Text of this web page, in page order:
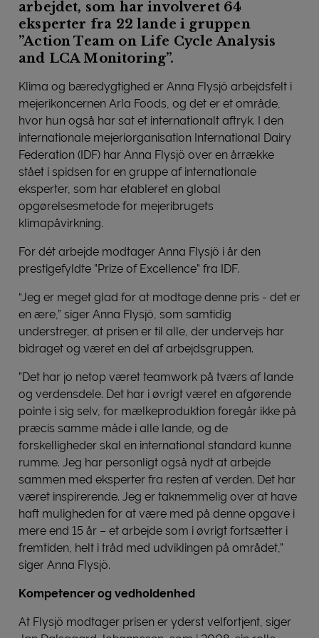
arbejdet, som har involveret 64
eksperter fra 22 lande i gruppen
”Action Team on Life Cycle Analysis
and LCA Monitoring”.
Klima og bæredygtighed er Anna Flysjö arbejdsfelt i
mejerikoncernen Arla Foods, og det er et område,
hvor hun også har sat et internationalt aftryk. I den
internationale mejeriorganisation International Dairy
Federation (IDF) har Anna Flysjö over en årrække
stået i spidsen for en gruppe af internationale
eksperter, som har etableret en global
opgørelsesmetode for mejeribrugets
klimapåvirkning.
For dét arbejde modtager Anna Flysjö i år den
prestigefyldte ”Prize of Excellence” fra IDF.
“Jeg er meget glad for at modtage denne pris - det er
en ære,” siger Anna Flysjö, som samtidig
understreger, at prisen er til alle, der undervejs har
bidraget og været en del af arbejdsgruppen.
”Det har jo netop været teamwork på tværs af lande
og verdensdele. Det har i øvrigt været en afgørende
pointe i sig selv, for mælkeproduktion foregår ikke på
præcis samme måde i alle lande, og de
forskelligheder skal en international standard kunne
rumme. Jeg har personligt også nydt at arbejde
sammen med eksperter fra resten af verden. Det har
været inspirerende. Jeg er taknemmelig over at have
haft muligheden for at være med på denne opgave i
mere end 15 år – et arbejde som i øvrigt fortsætter i
fremtiden, helt i tråd med udviklingen på området,”
siger Anna Flysjö.
Kompetencer og vedholdenhed
At Flysjö modtager prisen er yderst velfortjent, siger